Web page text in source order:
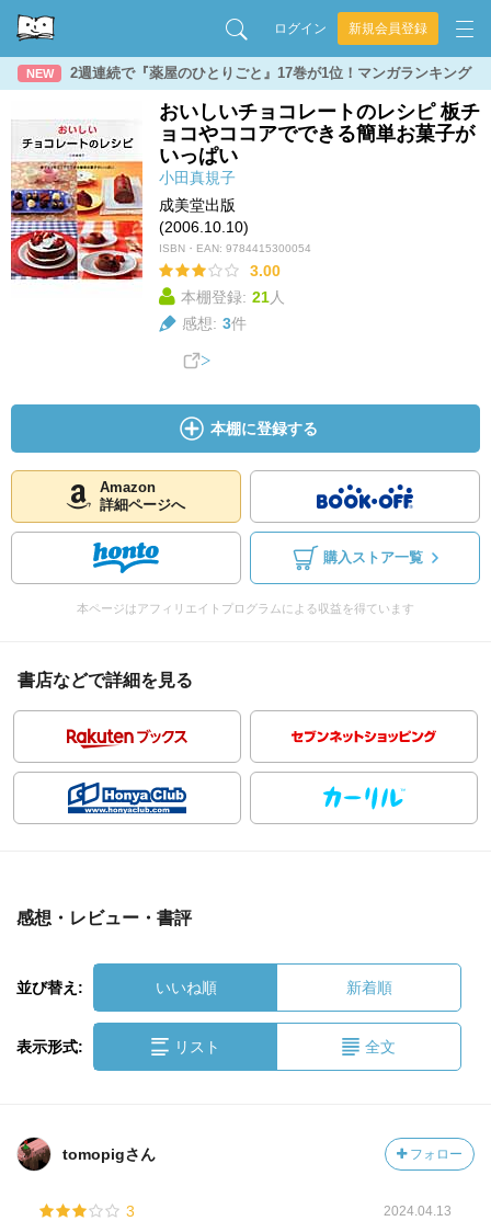
ログイン 新規会員登録
NEW 2週連続で『薬屋のひとりごと』17巻が1位！マンガランキング
おいしいチョコレートのレシピ 板チ
ョコやココアでできる簡単お菓子が
いっぱい
小田真規子
成美堂出版
(2006.10.10)
ISBN・EAN: 9784415300054
3.00
本棚登録: 21人
感想: 3件
本棚に登録する
Amazon
詳細ページへ
購入ストア一覧
本ページはアフィリエイトプログラムによる収益を得ています
書店などで詳細を見る
感想・レビュー・書評
並び替え: いいね順 新着順
表示形式: リスト 全文
tomopigさん フォロー
3 2024.04.13